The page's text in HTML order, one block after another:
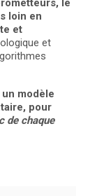
le
loin en
et
et
modèle
pour
de chaque